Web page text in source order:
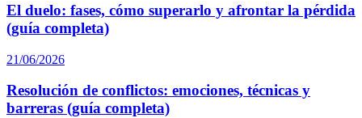
El duelo: fases, cómo superarlo y afrontar la pérdida
(guía completa)
21/06/2026
Resolución de conflictos: emociones, técnicas y
barreras (guía completa)